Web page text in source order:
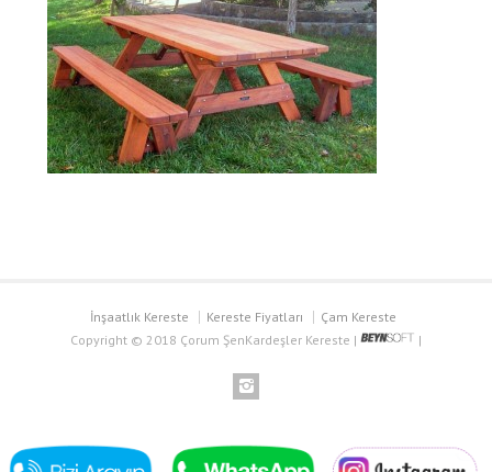
İnşaatlık Kereste Kereste Fiyatları
Çam Kereste
Copyright © 2018 Çorum ŞenKardeşler Kereste |
|